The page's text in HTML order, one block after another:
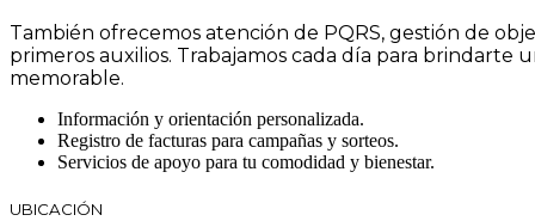
También ofrecemos atención de PQRS, gestión de
primeros auxilios. Trabajamos cada día para brindarte
memorable.
Información y orientación personalizada.
Registro de facturas para campañas y sorteos.
Servicios de apoyo para tu comodidad y bienestar.
UBICACIÓN